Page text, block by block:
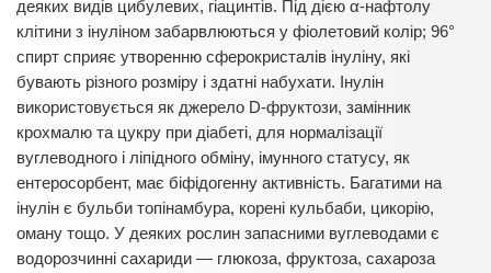
деяких видів цибулевих, гіацинтів. Під дією α-нафтолу
клітини з інуліном забарвлюються у фіолетовий колір; 96°
спирт сприяє утворенню сферокристалів інуліну, які
бувають різного розміру і здатні набухати. Інулін
використовується як джерело D-фруктози, замінник
крохмалю та цукру при діабеті, для нормалізації
вуглеводного і ліпідного обміну, імунного статусу, як
ентеросорбент, має біфідогенну активність. Багатими на
інулін є бульби топінамбура, корені кульбаби, цикорію,
оману тощо. У деяких рослин запасними вуглеводами є
водорозчинні сахариди — глюкоза, фруктоза, сахароза